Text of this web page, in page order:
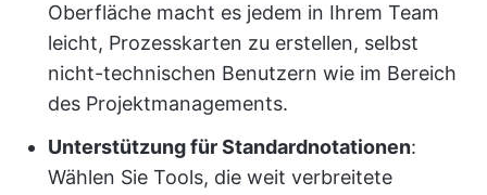
Oberfläche macht es jedem in Ihrem Team
leicht, Prozesskarten zu erstellen, selbst
nicht-technischen Benutzern wie im Bereich
des Projektmanagements.
Unterstützung für Standardnotationen:
Wählen Sie Tools, die weit verbreitete